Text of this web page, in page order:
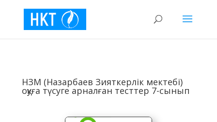
НЗМ (Назарбаев Зияткерлік мектебі)
оқуға түсуге арналған тесттер 7-сынып